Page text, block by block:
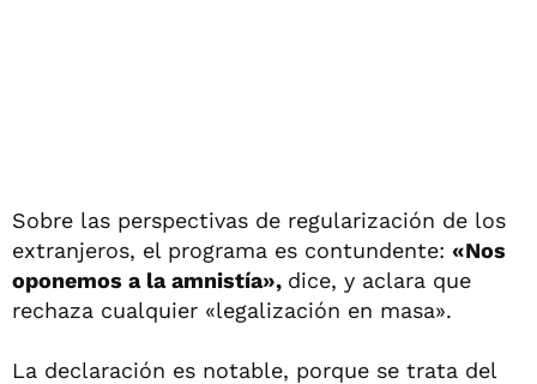
Sobre las perspectivas de regularización de los
extranjeros, el programa es contundente: «Nos
oponemos a la amnistía», dice, y aclara que
rechaza cualquier «legalización en masa».
La declaración es notable, porque se trata del